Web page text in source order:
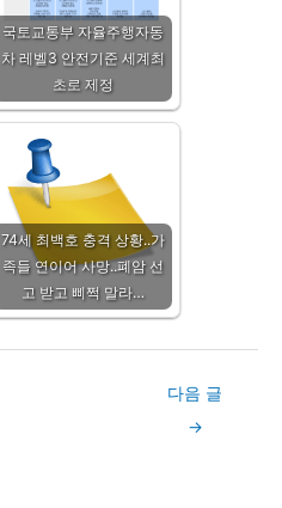
국토교통부 자율주행자동
차 레벨3 안전기준 세계최
초로 제정
74세 최백호 충격 상황..가
족들 연이어 사망..폐암 선
고 받고 삐쩍 말라…
다음 글
→